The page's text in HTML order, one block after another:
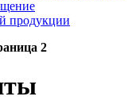
продукции
2